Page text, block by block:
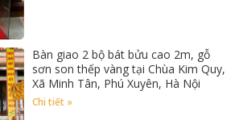
Bàn giao 2 bộ bát bửu cao 2m, gỗ
sơn son thếp vàng tại Chùa Kim Quy,
Xã Minh Tân, Phú Xuyên, Hà Nội
Chi tiết »